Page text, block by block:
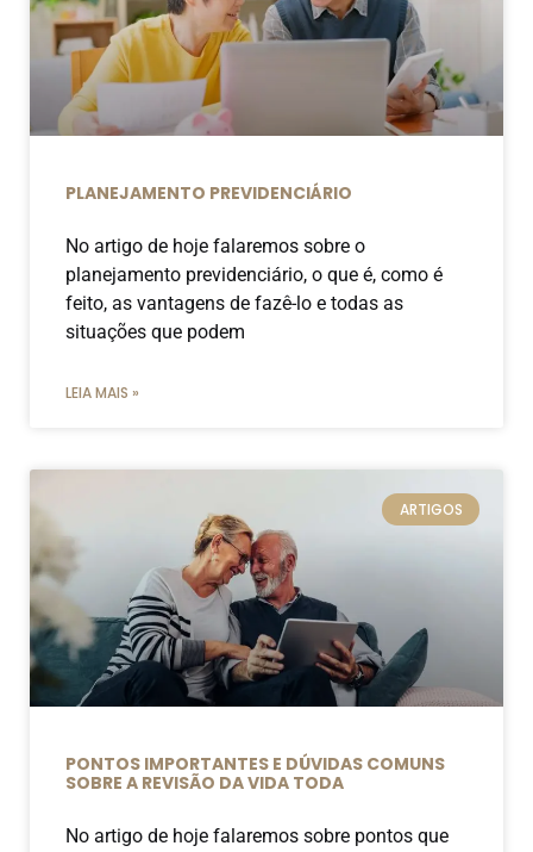
PLANEJAMENTO PREVIDENCIÁRIO
No artigo de hoje falaremos sobre o
planejamento previdenciário, o que é, como é
feito, as vantagens de fazê-lo e todas as
situações que podem
LEIA MAIS »
ARTIGOS
PONTOS IMPORTANTES E DÚVIDAS COMUNS
SOBRE A REVISÃO DA VIDA TODA
No artigo de hoje falaremos sobre pontos que